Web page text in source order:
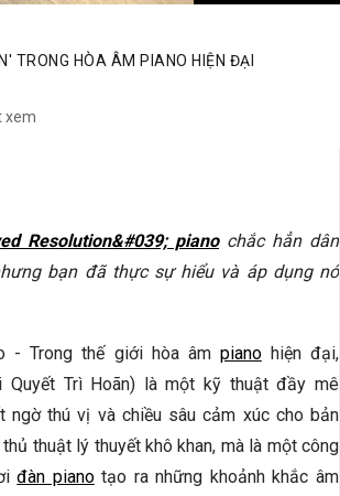
TRONG HÒA ÂM PIANO HIỆN ĐẠI
xem
Resolution&#039; pianochắc hẳn dân
bạn đã thực sự hiểu và áp dụng nó
- Trong thế giới hòa âm pianohiện đại,
Quyết Trì Hoãn) là một kỹ thuật đầy mê
ngờ thú vị và chiều sâu cảm xúc cho bản
thuật lý thuyết khô khan, mà là một công
đàn pianotạo ra những khoảnh khắc âm